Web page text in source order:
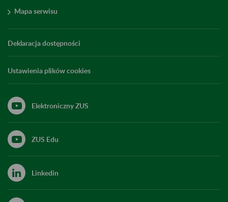
Mapa serwisu
Deklaracja dostępności
Ustawienia plików cookies
Elektroniczny ZUS
ZUS Edu
Linkedin